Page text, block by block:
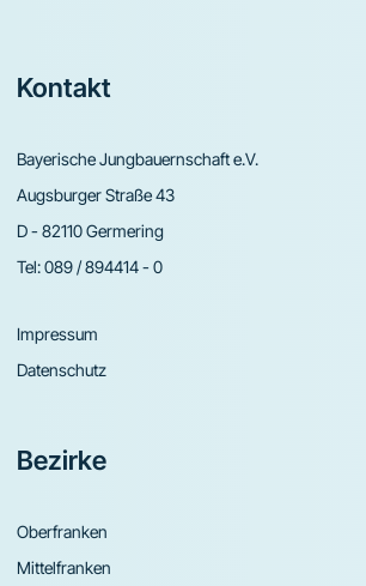
Footer
Kontakt
Bayerische Jungbauernschaft e.V.
Augsburger Straße 43
D - 82110 Germering
Tel:089 / 894414 - 0
Impressum
Datenschutz
Bezirke
Oberfranken
Mittelfranken